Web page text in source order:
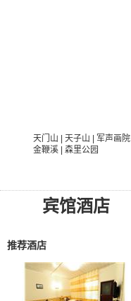
天门山 天子山
军声画院
金鞭溪
森里公园
宾馆酒店
推荐酒店